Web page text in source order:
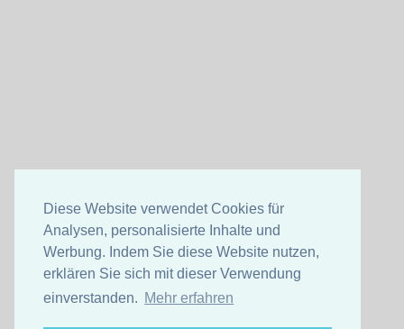
Diese Website verwendet Cookies für
Analysen, personalisierte Inhalte und
Werbung. Indem Sie diese Website nutzen,
erklären Sie sich mit dieser Verwendung
einverstanden. Mehr erfahren